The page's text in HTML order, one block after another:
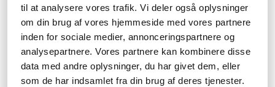
til at analysere vores trafik. Vi deler også oplysninger
om din brug af vores hjemmeside med vores partnere
inden for sociale medier, annonceringspartnere og
analysepartnere. Vores partnere kan kombinere disse
data med andre oplysninger, du har givet dem, eller
som de har indsamlet fra din brug af deres tjenester.
aktivitetsmåler
For at få mest muligt ud af din aktivitetsmåler, skal du først
sætte den op og kalibrere den, hvis det er nødvendigt. Sørg for
at bære den korrekt og holde den opdateret med den nyeste
software. Brug den til at tracke din daglige aktivitet og søvn, og
sæt realistiske mål for dig selv. Brug også de træningsfunktioner,